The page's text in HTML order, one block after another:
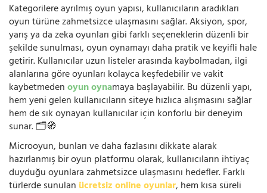
Kategorilere ayrılmış oyun yapısı, kullanıcıların aradıkları
oyun türüne zahmetsizce ulaşmasını sağlar. Aksiyon, spor,
yarış ya da zeka oyunları gibi farklı seçeneklerin düzenli bir
şekilde sunulması, oyun oynamayı daha pratik ve keyifli hale
getirir. Kullanıcılar uzun listeler arasında kaybolmadan, ilgi
alanlarına göre oyunları kolayca keşfedebilir ve vakit
kaybetmedenoyun oynamaya başlayabilir. Bu düzenli yapı,
hem yeni gelen kullanıcıların siteye hızlıca alışmasını sağlar
hem de sık oynayan kullanıcılar için konforlu bir deneyim
sunar. 🗂️🧭
Microoyun, bunları ve daha fazlasını dikkate alarak
hazırlanmış bir oyun platformu olarak, kullanıcıların ihtiyaç
duyduğu oyunlara zahmetsizce ulaşmasını hedefler. Farklı
türlerde sunulan ücretsiz online oyunlar, hem kısa süreli